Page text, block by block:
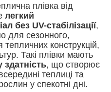
плівка від
легкий
без UV-стабілізації,
для сезонного,
тепличних конструкцій,
Такі плівки мають
здатність, що створює
теплиці та
у спекотні дні.